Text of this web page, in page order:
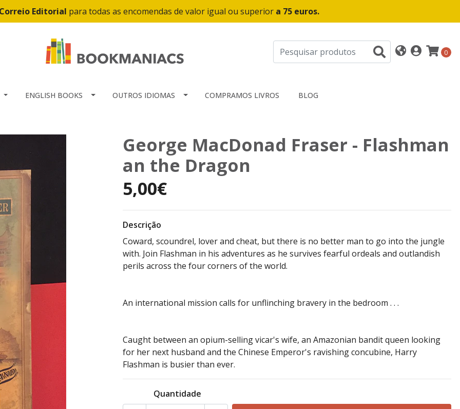
Editorial para todas as encomendas de valor igual ou superior a 75 euros.
0
ENGLISH BOOKS OUTROS IDIOMAS COMPRAMOS LIVROS BLOG
George MacDonad Fraser - Flashman
an the Dragon
5,00€
Descrição
Coward, scoundrel, lover and cheat, but there is no better man to go into the jungle
with. Join Flashman in his adventures as he survives fearful ordeals and outlandish
perils across the four corners of the world.
An international mission calls for unflinching bravery in the bedroom . . .
Caught between an opium-selling vicar's wife, an Amazonian bandit queen looking
for her next husband and the Chinese Emperor's ravishing concubine, Harry
Flashman is busier than ever.
Quantidade